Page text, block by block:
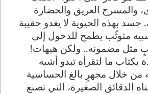
والمسرح العريق والحضارة
جسد بهذه الحيوية لا يغدو حقيبة
متوثّب يطمح للدخول إلى
مثل مضمونه.. ولكن هيهات!
ما لتقرأه تبدو أشبه
من خلال مجهرٍ بالغ الحساسية
الدقائق الصغيرة، التي تصنع